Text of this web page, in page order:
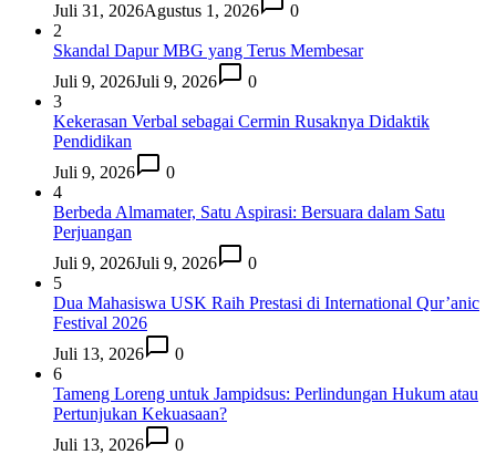
Juli 31, 2026Agustus 1, 2026
0
2
Skandal Dapur MBG yang Terus Membesar
Juli 9, 2026Juli 9, 2026
0
3
Kekerasan Verbal sebagai Cermin Rusaknya Didaktik
Pendidikan
Juli 9, 2026
0
4
Berbeda Almamater, Satu Aspirasi: Bersuara dalam Satu
Perjuangan
Juli 9, 2026Juli 9, 2026
0
5
Dua Mahasiswa USK Raih Prestasi di International Qur’anic
Festival 2026
Juli 13, 2026
0
6
Tameng Loreng untuk Jampidsus: Perlindungan Hukum atau
Pertunjukan Kekuasaan?
Juli 13, 2026
0